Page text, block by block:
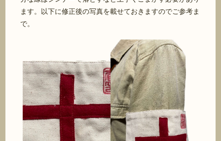
ます。以下に修正後の写真を載せておきますのでご参考ま
で。